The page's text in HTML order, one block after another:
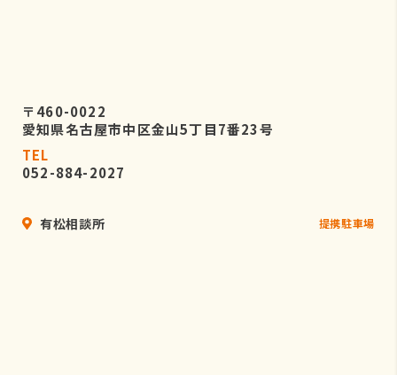
〒460-0022
愛知県名古屋市中区金山5丁目7番23号
TEL
052-884-2027
有松相談所 提携駐車場